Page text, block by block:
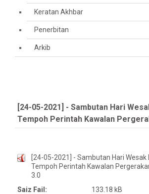
Keratan Akhbar
Penerbitan
Arkib
[24-05-2021] - Sambutan Hari
Tempoh Perintah Kawalan
[24-05-2021] - Sambutan Hari Wesak
Tempoh Perintah Kawalan
3.0
Saiz Fail:
133.18 kB